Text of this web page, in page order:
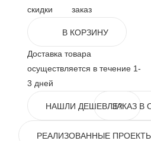
скидки
заказ
В КОРЗИНУ
Доставка товара
осуществляется в течение 1-
3 дней
НАШЛИ ДЕШЕВЛЕ?ЗАКАЗ В
РЕАЛИЗОВАННЫЕ